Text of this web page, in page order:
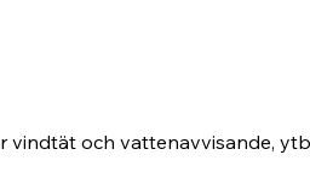
vindtät och vattenavvisande,